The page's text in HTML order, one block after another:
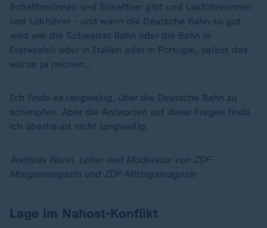
Schaffnerinnen und Schaffner gibt und Lokführerinnen
und Lokführer - und wann die Deutsche Bahn so gut
wird wie die Schweizer Bahn oder die Bahn in
Frankreich oder in Italien oder in Portugal, selbst das
würde ja reichen…
Ich finde es langweilig, über die Deutsche Bahn zu
schimpfen. Aber die Antworten auf diese Fragen finde
ich überhaupt nicht langweilig.
Andreas Wunn, Leiter und Moderator von ZDF-
Morgenmagazin und ZDF-Mittagsmagazin
Lage im Nahost-Konflikt